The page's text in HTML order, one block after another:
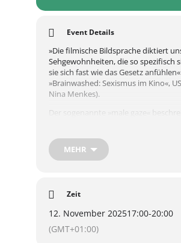
Event Details
»Die filmische Bildsprache diktiert
Sehgewohnheiten, die so spezifisch
sie sich fast wie das Gesetz
»Brainwashed: Sexismus im Kino«,
Nina Menkes).
Der sogenannte »male gaze«
wollen diese patriarchalen
reflektieren – und verlernen. Denn
ausgeht und sie ernst nimmt.
erforschen wir den »female gaze« und
überlegen, welche Regeln wir für eine
MEHR
Zeit
12. November 202517:00-20:00
(GMT+01:00)